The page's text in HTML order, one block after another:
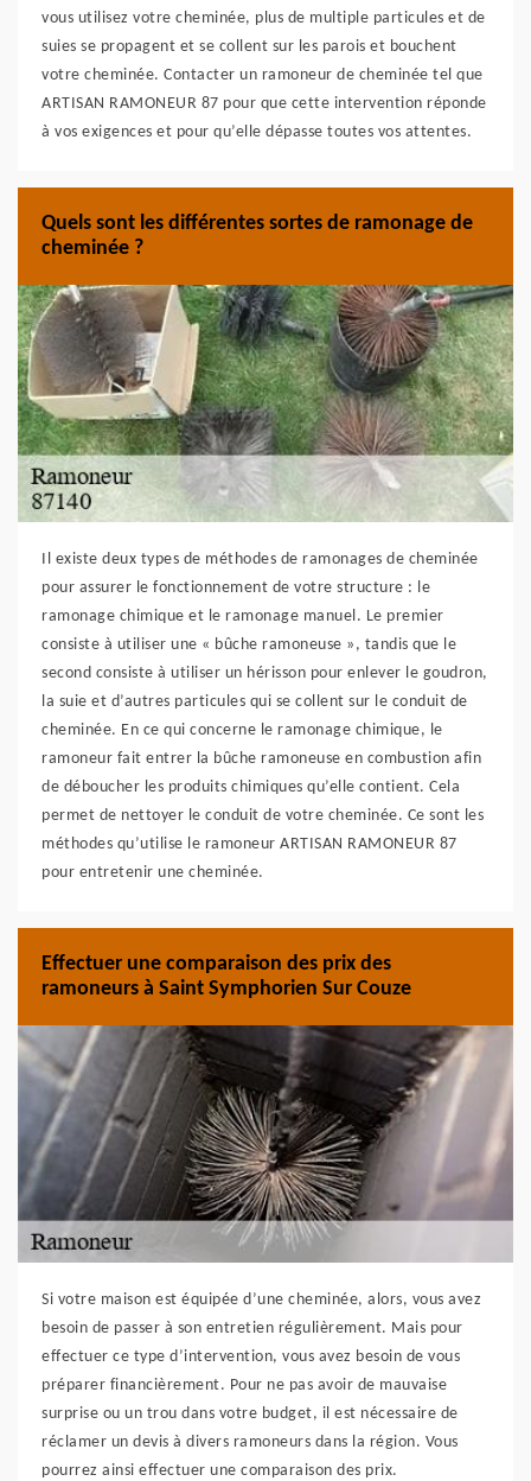
vous utilisez votre cheminée, plus de multiple particules et de
suies se propagent et se collent sur les parois et bouchent
votre cheminée. Contacter un ramoneur de cheminée tel que
ARTISAN RAMONEUR 87 pour que cette intervention réponde
à vos exigences et pour qu’elle dépasse toutes vos attentes.
Quels sont les différentes sortes de ramonage de
cheminée ?
Il existe deux types de méthodes de ramonages de cheminée
pour assurer le fonctionnement de votre structure : le
ramonage chimique et le ramonage manuel. Le premier
consiste à utiliser une « bûche ramoneuse », tandis que le
second consiste à utiliser un hérisson pour enlever le goudron,
la suie et d’autres particules qui se collent sur le conduit de
cheminée. En ce qui concerne le ramonage chimique, le
ramoneur fait entrer la bûche ramoneuse en combustion afin
de déboucher les produits chimiques qu’elle contient. Cela
permet de nettoyer le conduit de votre cheminée. Ce sont les
méthodes qu’utilise le ramoneur ARTISAN RAMONEUR 87
pour entretenir une cheminée.
Effectuer une comparaison des prix des
ramoneurs à Saint Symphorien Sur Couze
Si votre maison est équipée d’une cheminée, alors, vous avez
besoin de passer à son entretien régulièrement. Mais pour
effectuer ce type d’intervention, vous avez besoin de vous
préparer financièrement. Pour ne pas avoir de mauvaise
surprise ou un trou dans votre budget, il est nécessaire de
réclamer un devis à divers ramoneurs dans la région. Vous
pourrez ainsi effectuer une comparaison des prix.